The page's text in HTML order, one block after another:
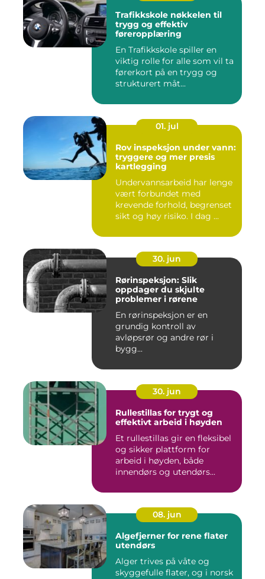
Trafikkskole nøkkelen til
trygg og effektiv
føreropplæring
En Trafikkskole spiller en
viktig rolle for alle som vil ta
førerkort på en trygg og
strukturert måt...
01. jul
Rov inspeksjon under vann:
tryggere og mer presis
kartlegging
Undervannsarbeid har lenge
vært forbundet med
krevende forhold, begrenset
sikt og høy risiko. I dag ...
30. jun
Rørinspeksjon: Slik
oppdager du skjulte
problemer i rørene
En rørinspeksjon er en
grundig kontroll av
avløpsrør og andre rør i
bygg...
30. jun
Rullestillas for trygt og
effektivt arbeid i høyden
Et rullestillas gir en fleksibel
og sikker plattform for
arbeid i høyden, både
innendørs og utendørs...
08. jun
Algefjerner for rene flater
utendørs
Alger trives på våte og
skyggefulle flater, og i norsk